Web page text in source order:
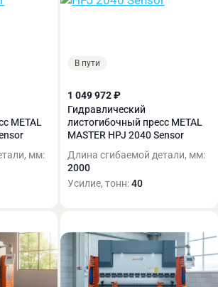
METAL
мм:
В пути
1 049 972 ₽
Гидравлический
листогибочный пресс METAL
MASTER HPJ 2040 Sensor
Длина сгибаемой детали, мм:
2000
Усилие, тонн:40